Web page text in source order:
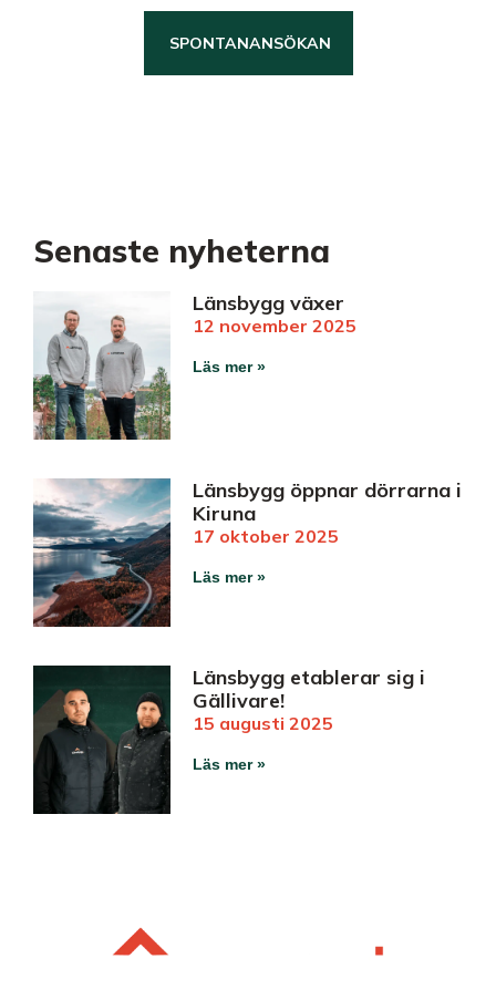
SPONTANANSÖKAN
KARRIÄR
Senaste nyheterna
Länsbygg växer
12 november 2025
Läs mer »
Länsbygg öppnar dörrarna i
Kiruna
17 oktober 2025
Läs mer »
Länsbygg etablerar sig i
Gällivare!
15 augusti 2025
Läs mer »